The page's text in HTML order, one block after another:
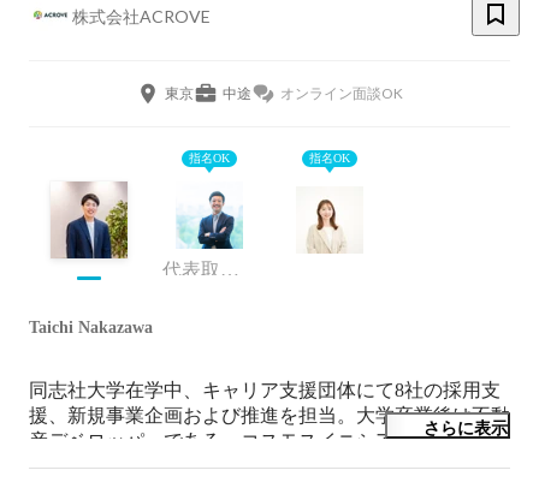
株式会社ACROVE
東京 中途 オンライン面談OK
指名OK
代表取締役
指名OK
Taichi Nakazawa
同志社大学在学中、キャリア支援団体にて8社の採用支
援、新規事業企画および推進を担当。大学卒業後は不動
産デベロッパーである、コスモスイニシアに新卒で入
社。新卒採用の企画および、ビル・マンション・戸建て
さらに表示